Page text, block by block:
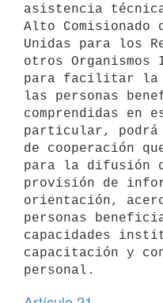
asistencia
Alto Comisionado
Unidas para los
otros Organismos
para facilitar la
las personas
comprendidas en
particular, podrá
de cooperación
para la difusión
provisión de
orientación,
personas
capacidades
capacitación y